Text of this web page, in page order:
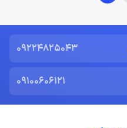
09224825043
09100606121